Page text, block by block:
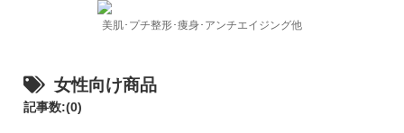
美肌･プチ整形･痩身･アンチエイジング他
女性向け商品
記事数:(0)